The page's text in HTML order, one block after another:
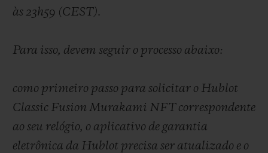
às 23h59 (CEST).
Para isso, devem seguir o processo abaixo:
como primeiro passo para solicitar o Hublot
Classic Fusion Murakami NFT correspondente
ao seu relógio, o aplicativo de garantia
eletrônica da Hublot precisa ser atualizado e o